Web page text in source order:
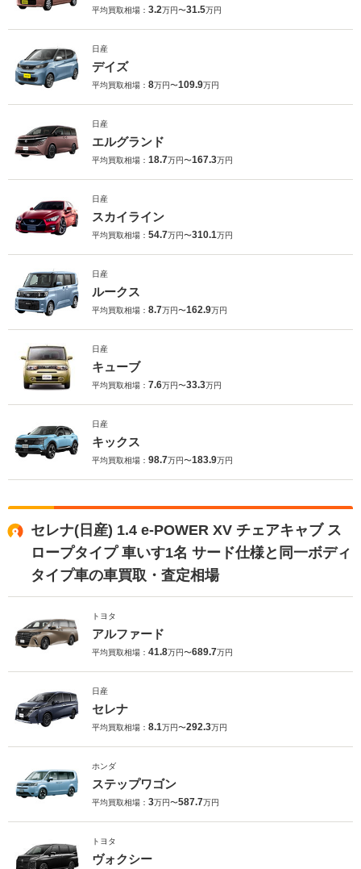
平均買取相場： 3.2万円〜31.5万円
日産
デイズ
平均買取相場： 8万円〜109.9万円
日産
エルグランド
平均買取相場： 18.7万円〜167.3万円
日産
スカイライン
平均買取相場： 54.7万円〜310.1万円
日産
ルークス
平均買取相場： 8.7万円〜162.9万円
日産
キューブ
平均買取相場： 7.6万円〜33.3万円
日産
キックス
平均買取相場： 98.7万円〜183.9万円
セレナ(日産) 1.4 e-POWER XV チェアキャブ ス
ロープタイプ 車いす1名 サード仕様と同一ボディ
タイプ車の車買取・査定相場
トヨタ
アルファード
平均買取相場： 41.8万円〜689.7万円
日産
セレナ
平均買取相場： 8.1万円〜292.3万円
ホンダ
ステップワゴン
平均買取相場： 3万円〜587.7万円
トヨタ
ヴォクシー